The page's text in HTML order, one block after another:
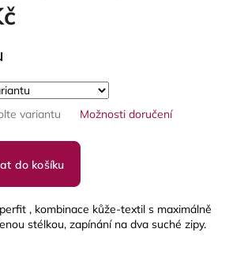
variantu Možnosti doručení
do košíku
, kombinace kůže-textil s maximálně
stélkou, zapínání na dva suché zipy.